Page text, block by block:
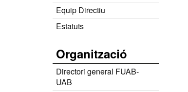
Equip Directiu
Estatuts
Organització
Directori general FUAB-
UAB